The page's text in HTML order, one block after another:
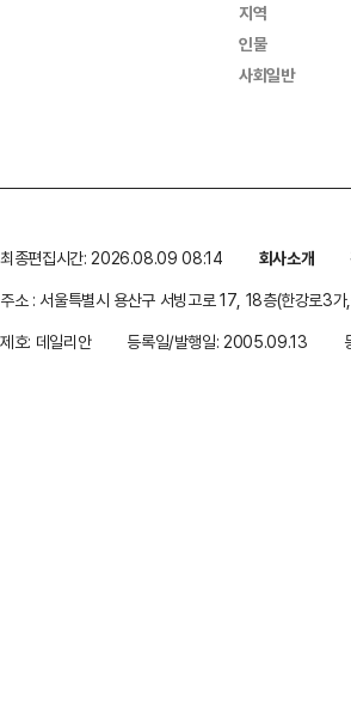
지역
인물
사회일반
최종편집시간: 2026.08.09 08:14 회사소개
주소 : 서울특별시 용산구 서빙고로 17, 18층(한강로3
제호: 데일리안
등록일/발행일: 2005.09.13